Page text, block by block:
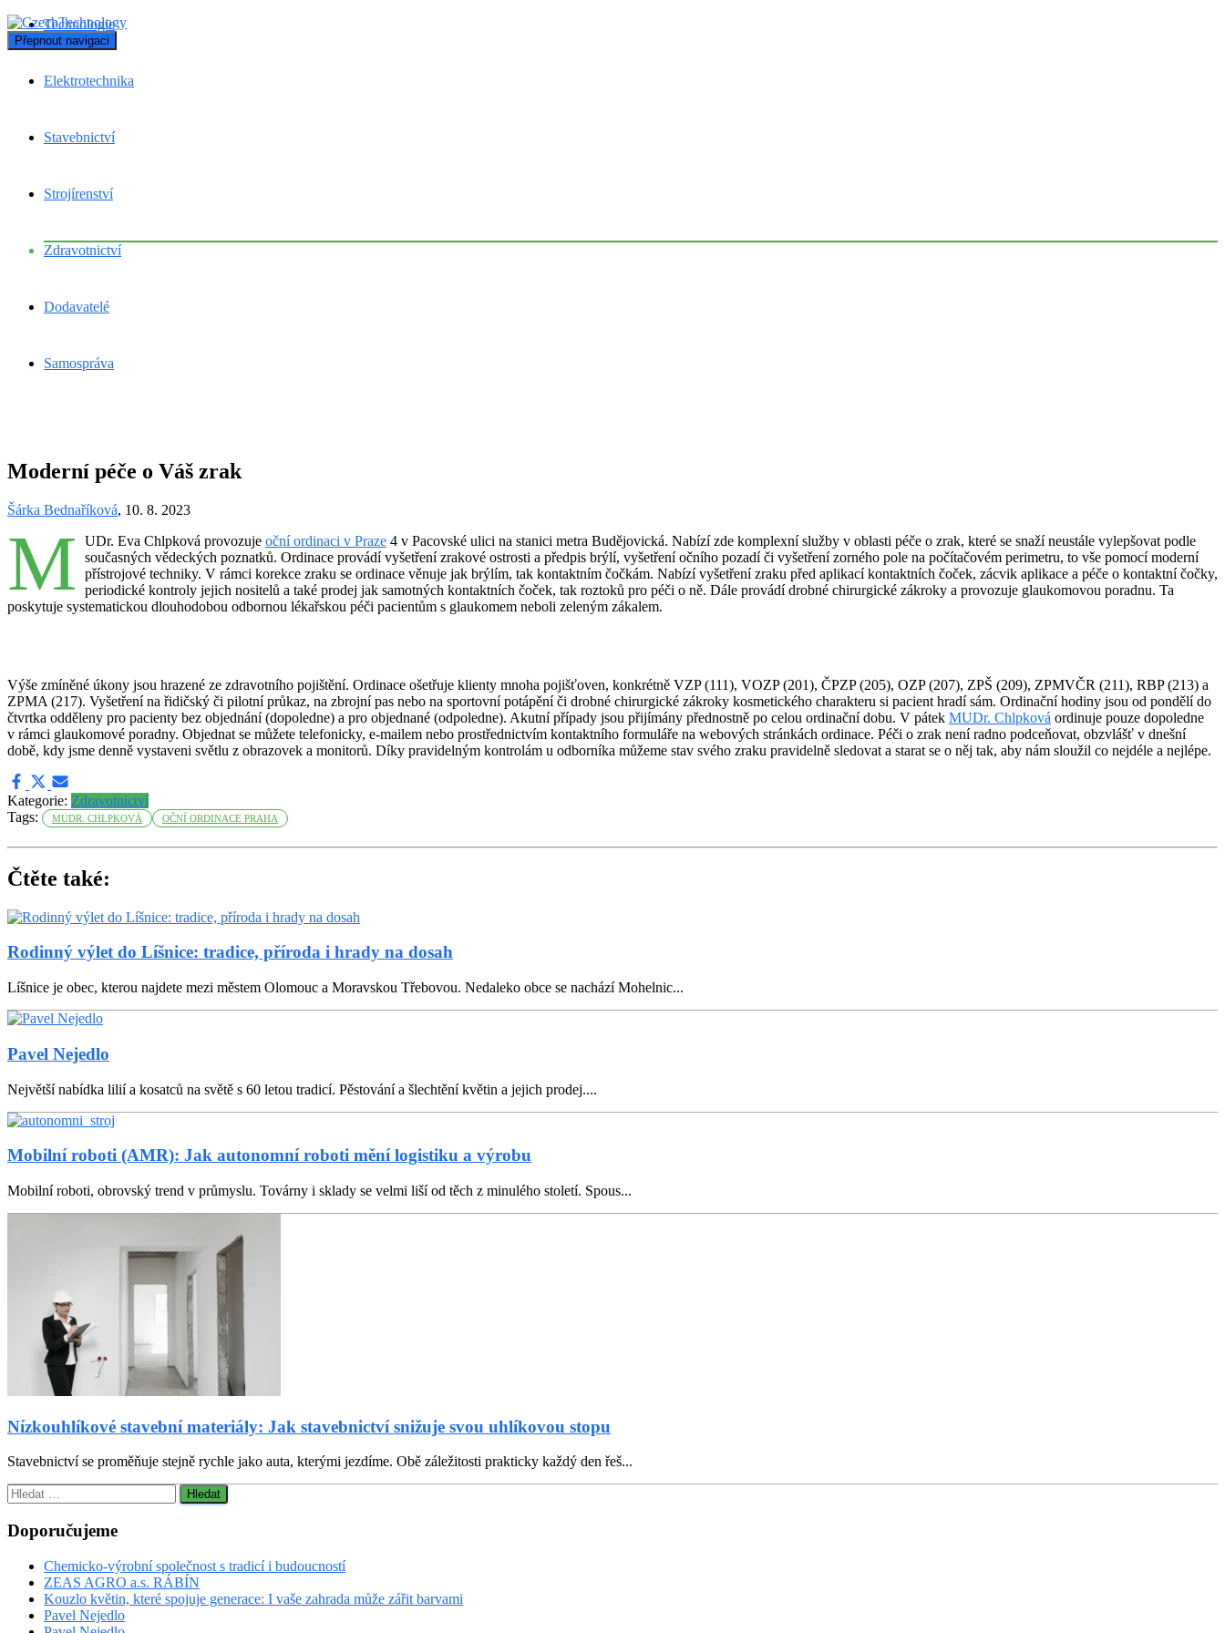
Přepnout navigaci
Technologie
Elektrotechnika
Stavebnictví
Strojírenství
Zdravotnictví
Dodavatelé
Samospráva
Moderní péče o Váš zrak
Šárka Bednaříková, 10. 8. 2023
M UDr. Eva Chlpková provozuje oční ordinaci v Praze4 v Pacovské ulici na stanici metra Budějovická. Nabízí zde komplexní služby v oblasti péče o zrak, které se snaží neustále vylepšovat podle
současných vědeckých poznatků. Ordinace provádí vyšetření zrakové ostrosti a předpis brýlí, vyšetření očního pozadí či vyšetření zorného pole na počítačovém perimetru, to vše pomocí moderní
přístrojové techniky. V rámci korekce zraku se ordinace věnuje jak brýlím, tak kontaktním čočkám. Nabízí vyšetření zraku před aplikací kontaktních čoček, zácvik aplikace a péče o kontaktní čočky,
periodické kontroly jejich nositelů a také prodej jak samotných kontaktních čoček, tak roztoků pro péči o ně. Dále provádí drobné chirurgické zákroky a provozuje glaukomovou poradnu. Ta
poskytuje systematickou dlouhodobou odbornou lékařskou péči pacientům s glaukomem neboli zeleným zákalem.
Výše zmíněné úkony jsou hrazené ze zdravotního pojištění. Ordinace ošetřuje klienty mnoha pojišťoven, konkrétně VZP (111), VOZP (201), ČPZP (205), OZP (207), ZPŠ (209), ZPMVČR (211), RBP (213) a
ZPMA (217). Vyšetření na řidičský či pilotní průkaz, na zbrojní pas nebo na sportovní potápění či drobné chirurgické zákroky kosmetického charakteru si pacient hradí sám. Ordinační hodiny jsou od pondělí do
čtvrtka odděleny pro pacienty bez objednání (dopoledne) a pro objednané (odpoledne). Akutní případy jsou přijímány přednostně po celou ordinační dobu. V pátek MUDr. Chlpková ordinuje pouze dopoledne
v rámci glaukomové poradny. Objednat se můžete telefonicky, e-mailem nebo prostřednictvím kontaktního formuláře na webových stránkách ordinace. Péči o zrak není radno podceňovat, obzvlášť v dnešní
době, kdy jsme denně vystaveni světlu z obrazovek a monitorů. Díky pravidelným kontrolám u odborníka můžeme stav svého zraku pravidelně sledovat a starat se o něj tak, aby nám sloužil co nejdéle a nejlépe.
Kategorie: Zdravotnictví
Tags:
MUDR. CHLPKOVÁ OČNÍ ORDINACE PRAHA
Čtěte také:
Rodinný výlet do Líšnice: tradice, příroda i hrady na dosah
Líšnice je obec, kterou najdete mezi městem Olomouc a Moravskou Třebovou. Nedaleko obce se nachází Mohelnic...
Pavel Nejedlo
Největší nabídka lilií a kosatců na světě s 60 letou tradicí. Pěstování a šlechtění květin a jejich prodej....
Mobilní roboti (AMR): Jak autonomní roboti mění logistiku a výrobu
Mobilní roboti, obrovský trend v průmyslu. Továrny i sklady se velmi liší od těch z minulého století. Spous...
Nízkouhlíkové stavební materiály: Jak stavebnictví snižuje svou uhlíkovou stopu
Stavebnictví se proměňuje stejně rychle jako auta, kterými jezdíme. Obě záležitosti prakticky každý den řeš...
Vyhledávání
Doporučujeme
Chemicko-výrobní společnost s tradicí i budoucností
ZEAS AGRO a.s. RÁBÍN
Kouzlo květin, které spojuje generace: I vaše zahrada může zářit barvami
Pavel Nejedlo